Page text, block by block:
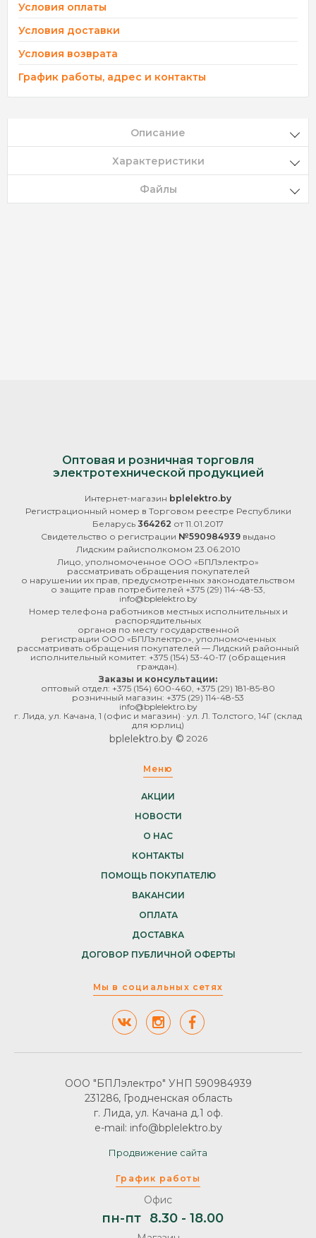
Условия оплаты
Условия доставки
Условия возврата
График работы, адрес и контакты
Описание
Характеристики
Файлы
Оптовая и розничная торговля
электротехнической продукцией
Интернет-магазин bplelektro.by
Регистрационный номер в Торговом реестре Республики
Беларусь 364262 от 11.01.2017
Свидетельство о регистрации №590984939выдано
Лидским райисполкомом 23.06.2010
Лицо, уполномоченное ООО «БПЛэлектро»
рассматривать обращения покупателей
о нарушении их прав, предусмотренных законодательством
о защите прав потребителей +375 (29) 114-48-53
info@bplelektro.by
Номер телефона работников местных исполнительных и
распорядительных
органов по месту государственной
регистрации ООО «БПЛэлектро», уполномоченных
рассматривать обращения покупателей — Лидский районный
исполнительный комитет: +375 (154) 53-40-17 (обращения
граждан).
Заказы и консультации:
оптовый отдел: +375 (154) 600-460 +375 (29) 181-85-80
розничный магазин: +375 (29) 114-48-53
info@bplelektro.by
г. Лида, ул. Качана, 1 (офис и магазин) · ул. Л. Толстого, 14Г (склад
для юрлиц)
bplelektro.by © 2026
Меню
АКЦИИ
НОВОСТИ
О НАС
КОНТАКТЫ
ПОМОЩЬ ПОКУПАТЕЛЮ
ВАКАНСИИ
ОПЛАТА
ДОСТАВКА
ДОГОВОР ПУБЛИЧНОЙ ОФЕРТЫ
Мы в социальных сетях
График работы
Офис
пн-пт 8.30 - 18.00
ООО "БПЛэлектро" УНП 590984939
231286, Гродненская область
г. Лида, ул. Качана д.1 оф.
e-mail: info@bplelektro.by
Продвижение сайта